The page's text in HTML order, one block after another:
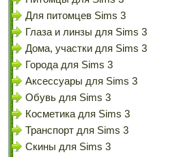
Для питомцев Sims 3
Глаза и линзы для Sims 3
Дома, участки для Sims 3
Города для Sims 3
Аксессуары для Sims 3
Обувь для Sims 3
Косметика для Sims 3
Транспорт для Sims 3
Скины для Sims 3